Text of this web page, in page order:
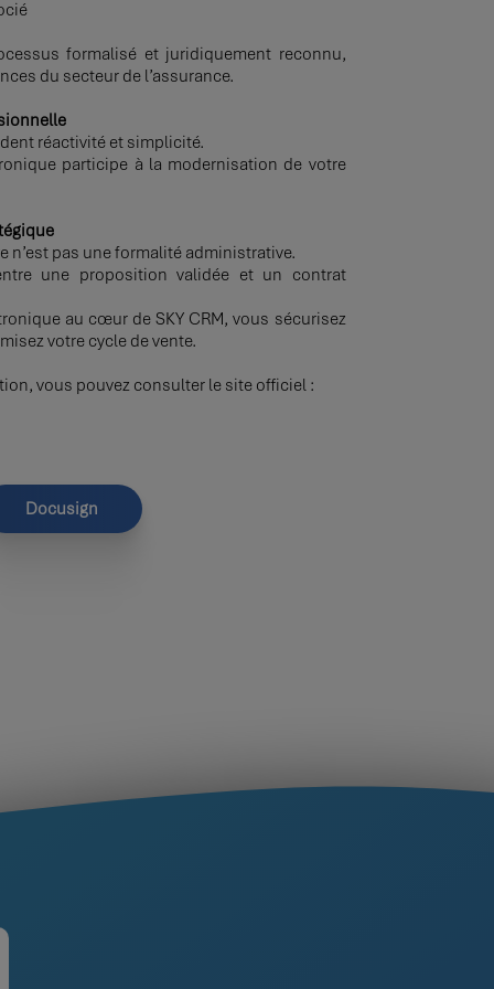
formalisé et juridiquement reconnu,
du secteur de l’assurance.
réactivité et simplicité.
participe à la modernisation de votre
n’est pas une formalité administrative.
une proposition validée et un contrat
au cœur de SKY CRM, vous sécurisez
votre cycle de vente.
vous pouvez consulter le site officiel :
Docusign